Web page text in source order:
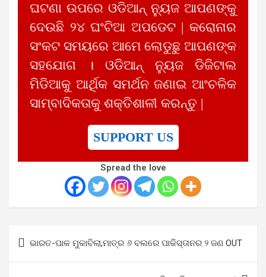
ଘଟଣା ଉପରେ ଓଡିଆନ୍ ନ୍ୟୁଜ ଆପଣଙ୍କୁ
ଦେଉଛି ୨୪ ଘଂଟିଆ ଅପଡେଟ | କରୋନାର
ସଂକଟ ସମୟରେ ଆମେ ଲୋଡୁଛୁ ଆପଣଙ୍କ
ସହଯୋଗ । ଓଡିଆନ୍ ନ୍ୟୁଜ ଡିଜିଟାଲ
ମିଡିଆକୁ ଆର୍ଥିକ ସମର୍ଥନ ଜଣାଇ ଆଂଚଳିକ
ସାମ୍ବାଦିକତାକୁ ଶକ୍ତିଶାଳୀ କରନ୍ତୁ |
SUPPORT US
Spread the love
navigation
ଭାରତ-ପାକ ମୁକାବିଲା,ମାତ୍ର ୬ ବଲରେ ପାକିସ୍ତାନର ୨ ଜଣ OUT